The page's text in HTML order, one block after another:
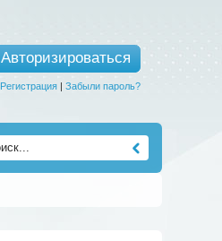
Авторизироваться
Регистрация| Забыли пароль?